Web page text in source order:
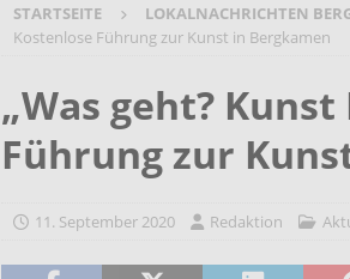
[ 4. August 2026 ] Blues mit
[ 4. August 2026 ] Start in das
AKTUELLES
Kaczmarek besucht Gerhart-
[ 5. August 2026 ] Bargeldlose
STARTSEITE LOKALNACHRICHTEN
Kostenlose Führung zur Kunst in Bergkamen
„Was geht?
Führung zur
11. September 2020 Redaktion